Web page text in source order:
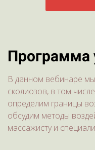
Программа
В данном вебинаре
сколиозов, в том
определим границы
обсудим методы
массажисту и